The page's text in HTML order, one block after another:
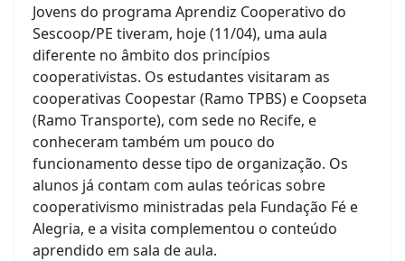
Jovens do programa Aprendiz Cooperativo do
Sescoop/PE tiveram, hoje (11/04), uma aula
diferente no âmbito dos princípios
cooperativistas. Os estudantes visitaram as
cooperativas Coopestar (Ramo TPBS) e Coopseta
(Ramo Transporte), com sede no Recife, e
conheceram também um pouco do
funcionamento desse tipo de organização. Os
alunos já contam com aulas teóricas sobre
cooperativismo ministradas pela Fundação Fé e
Alegria, e a visita complementou o conteúdo
aprendido em sala de aula.